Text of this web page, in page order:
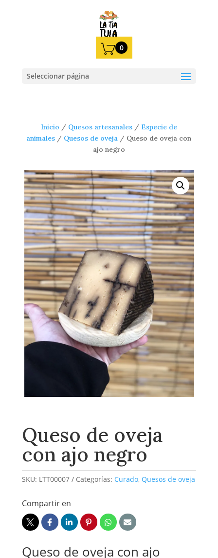
0
Seleccionar página
Inicio / Quesos artesanales/ Especie de
animales / Quesos de oveja / Queso de oveja con
ajo negro
Queso de oveja
con ajo negro
SKU: LTT00007 Categorías: Curado, Quesos de oveja
Compartir en
Queso de oveja con ajo